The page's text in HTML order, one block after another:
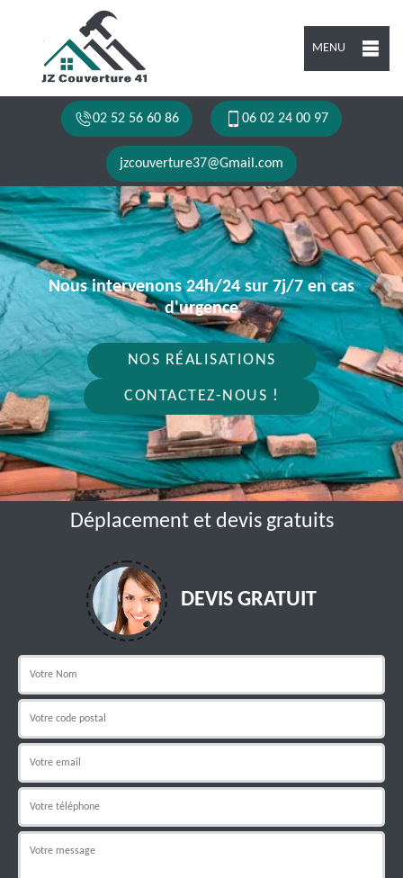
MENU
02 52 56 60 86 06 02 24 00 97
jzcouverture37@Gmail.com
Nous intervenons 24h/24 sur 7j/7 en cas
d'urgence
NOS RÉALISATIONS
CONTACTEZ-NOUS !
Déplacement et devis gratuits
DEVIS GRATUIT